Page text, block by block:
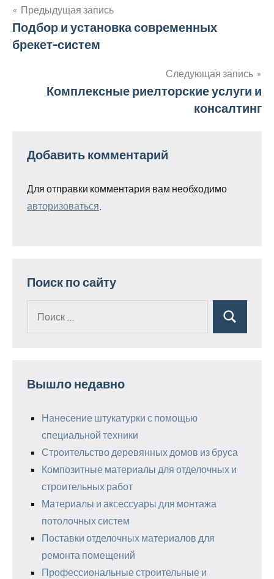
Навигация
по
Предыдущая запись
Подбор и установка современных
брекет-систем
Следующая запись
Комплексные риелторские услуги и
консалтинг
Добавить комментарий
Для отправки комментария вам необходимо
авторизоваться
Поиск по сайту
Поиск
Вышло недавно
Нанесение штукатурки с помощью
специальной техники
Строительство деревянных домов из бруса
Композитные материалы для отделочных и
строительных работ
Материалы и аксессуары для монтажа
потолочных систем
Поставки отделочных материалов для
ремонта помещений
Профессиональные строительные и